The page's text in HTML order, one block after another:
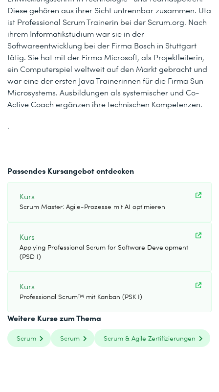
Diese gehören aus ihrer Sicht untrennbar zusammen. Uta
ist Professional Scrum Trainerin bei der Scrum.org. Nach
ihrem Informatikstudium war sie in der
Softwareentwicklung bei der Firma Bosch in Stuttgart
tätig. Sie hat mit der Firma Microsoft, als Projektleiterin,
ein Computerspiel weltweit auf den Markt gebracht und
war eine der ersten Java Trainerinnen für die Firma Sun
Microsystems. Ausbildungen als systemischer und Co-
Active Coach ergänzen ihre technischen Kompetenzen.
.
Passendes Kursangebot entdecken
Kurs
Scrum Master: Agile-Prozesse mit AI optimieren
Kurs
Applying Professional Scrum for Software Development
(PSD I)
Kurs
Professional Scrum™ mit Kanban (PSK I)
Weitere Kurse zum Thema
Scrum Scrum Scrum & Agile Zertifizierungen